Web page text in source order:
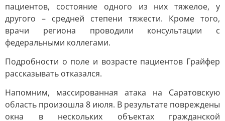
пациентов, состояние одного из них тяжелое, у
другого – средней степени тяжести. Кроме того,
врачи региона проводили консультации с
федеральными коллегами.
Подробности о поле и возрасте пациентов Грайфер
рассказывать отказался.
Напомним, массированная атака на Саратовскую
область произошла 8 июля. В результате повреждены
окна в нескольких объектах гражданской